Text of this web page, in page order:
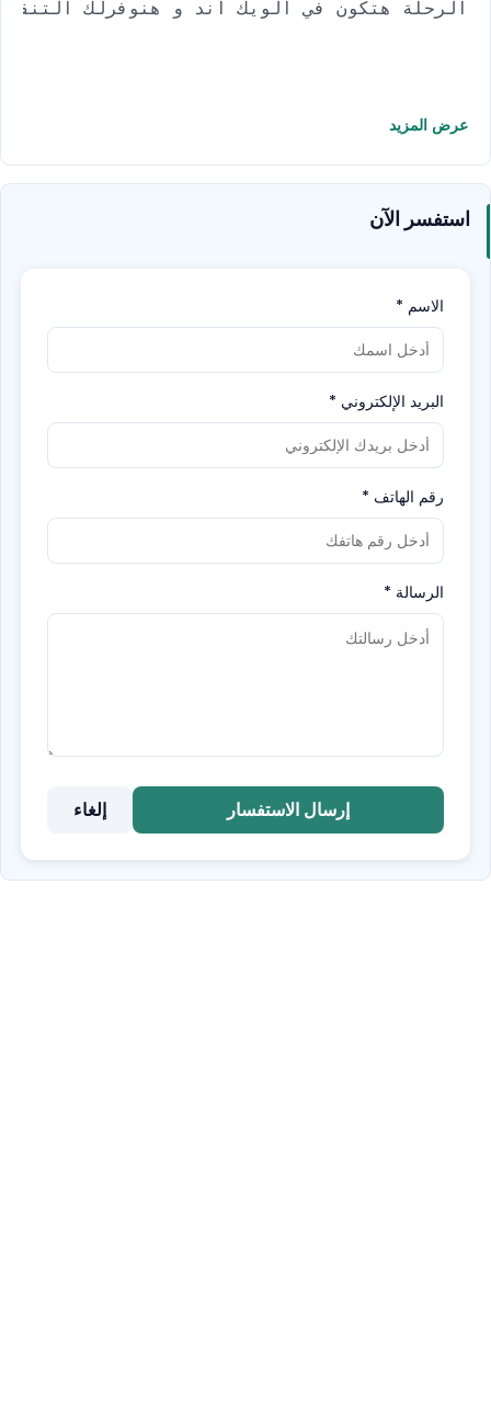
الرحلة هتكون في الويك اند و هنوفرلك
عرض المزيد
استفسر الآن
الاسم *
البريد الإلكتروني *
رقم الهاتف *
الرسالة *
إرسال الاستفسار إلغاء